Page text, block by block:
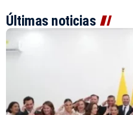
Últimas noticias